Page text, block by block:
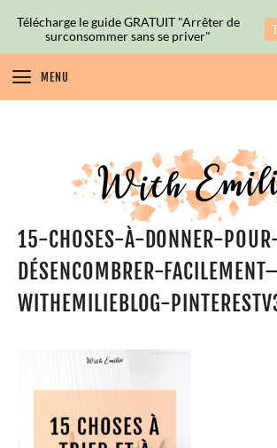
MENU
15-CHOSES-À-DONNER-
DÉSENCOMBRER-
WITHEMILIEBLOG-
Télécharge le guide GRATUIT "Arrêter de
surconsommer sans se priver"